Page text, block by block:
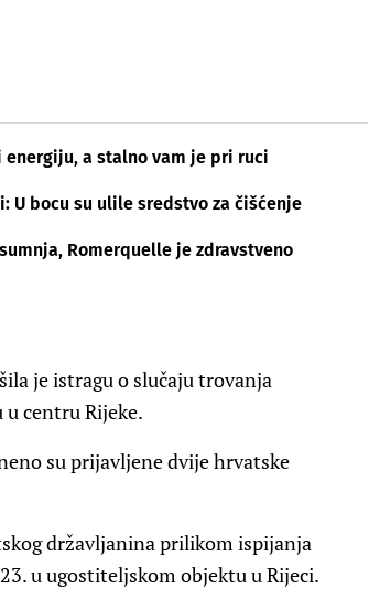
a stalno vam je pri ruci
U bocu su ulile sredstvo za čišćenje
Romerquelle je zdravstveno
je istragu o slučaju trovanja
centru Rijeke.
su prijavljene dvije hrvatske
državljanina prilikom ispijanja
u ugostiteljskom objektu u Rijeci.